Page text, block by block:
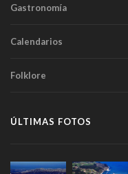
Gastronomía
Calendarios
Folklore
ÚLTIMAS FOTOS